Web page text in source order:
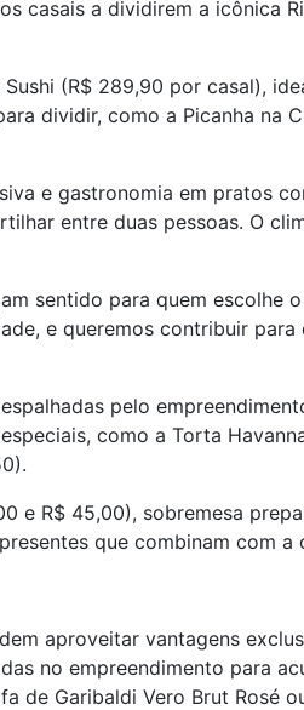
casais a dividirem a icônica
(R$ 289,90 por casal),
dividir, como a Picanha na
e gastronomia em pratos
entre duas pessoas. O
sentido para quem escolhe
e queremos contribuir para
pelo
como a Torta
e R$ 45,00), sobremesa
que combinam com a
aproveitar vantagens
no empreendimento para
de Garibaldi Vero Brut Rosé